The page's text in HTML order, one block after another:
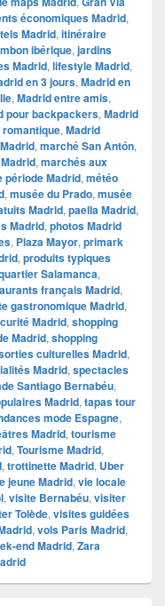
économiques Madrid,
Madrid, itinéraire
ibérique, jardins
Madrid, lifestyle Madrid,
en 3 jours, Madrid en
, Madrid entre amis,
pour backpackers, Madrid
romantique, Madrid
, marché San Antón,
, marchés aux
période Madrid, météo
, musée du Prado, musée
Madrid, paella Madrid,
Madrid, photos Madrid
, Plaza Mayor, primark
, produits typiques
Salamanca,
français Madrid,
gastronomique Madrid,
Madrid, shopping
Madrid, shopping
culturelles Madrid,
Madrid, spectacles
Santiago Bernabéu,
Madrid, tapas tour
mode Espagne,
Madrid, tourisme
, Tourisme Madrid,
, trottinette Madrid, Uber
jeune Madrid, vie locale
, visite Bernabéu, visiter
Tolède, visites guidées
, vols Paris Madrid,
end Madrid, Zara